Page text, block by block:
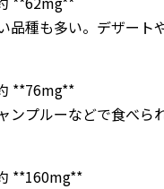
種も多い。デザート
**76mg**
プルーなどで食べら
**160mg**